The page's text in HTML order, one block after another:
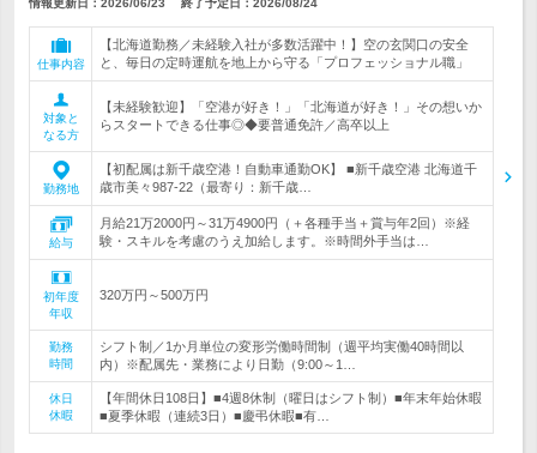
情報更新日：2026/06/23 終了予定日： 2026/08/24
仕事内容
【北海道勤務／未経験入社が多数活躍中！】空の玄関口の安全
と、毎日の定時運航を地上から守る「プロフェッショナル職」
対象と
なる方
【未経験歓迎】「空港が好き！」「北海道が好き！」その想いか
らスタートできる仕事◎◆要普通免許／高卒以上
勤務地
【初配属は新千歳空港！自動車通勤OK】 ■新千歳空港 北海道千
歳市美々987-22（最寄り：新千歳…
給与
月給21万2000円～31万4900円（＋各種手当＋賞与年2回）※経
験・スキルを考慮のうえ加給します。※時間外手当は…
初年度
年収
320万円～500万円
勤務
時間
シフト制／1か月単位の変形労働時間制（週平均実働40時間以
内）※配属先・業務により日勤（9:00～1…
休日
休暇
【年間休日108日】■4週8休制（曜日はシフト制）■年末年始休暇
■夏季休暇（連続3日）■慶弔休暇■有…